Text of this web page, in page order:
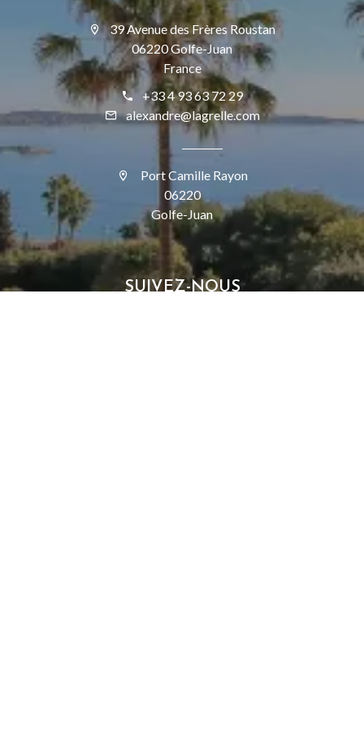
39 Avenue des Frères Roustan
06220 Golfe-Juan
France
+33 4 93 63 72 29
alexandre@lagrelle.com
Port Camille Rayon
06220
Golfe-Juan
SUIVEZ-NOUS